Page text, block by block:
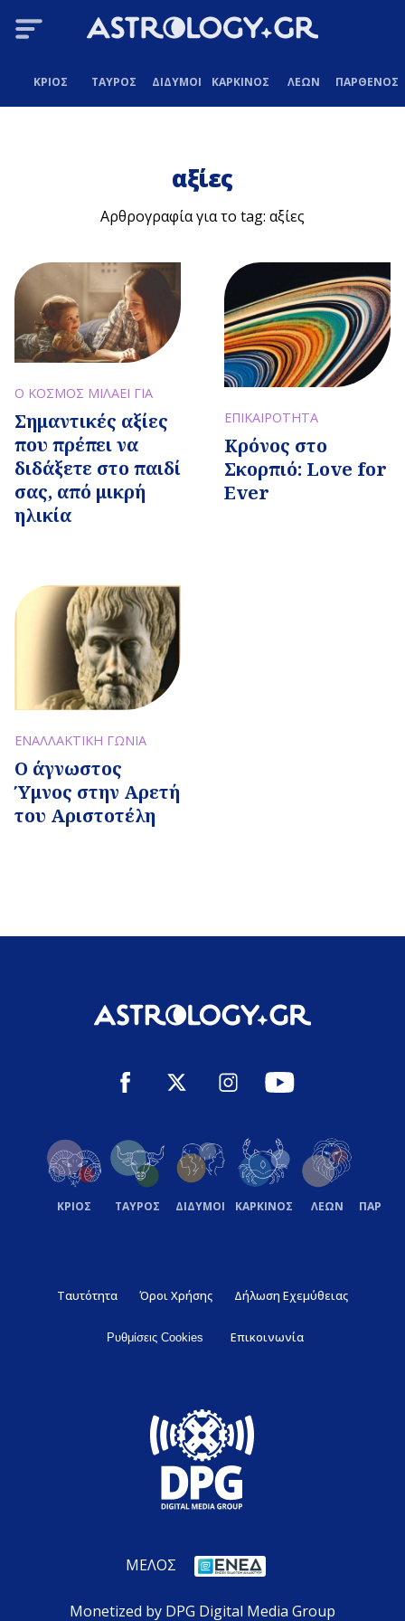
ΚΡΙΟΣ ΤΑΥΡΟΣ ΔΙΔΥΜΟΙ ΚΑΡΚΙΝΟΣ ΛΕΩΝ ΠΑΡΘΕΝΟΣ
αξίες
Αρθρογραφία για το tag: αξίες
Ο ΚΟΣΜΟΣ ΜΙΛΑΕΙ ΓΙΑ
Σημαντικές αξίες
που πρέπει να
διδάξετε στο παιδί
σας, από μικρή
ηλικία
ΕΠΙΚΑΙΡΟΤΗΤΑ
Κρόνος στο
Σκορπιό: Love for
Ever
ΕΝΑΛΛΑΚΤΙΚΗ ΓΩΝΙΑ
Ο άγνωστος
Ύμνος στην Αρετή
του Αριστοτέλη
ΚΡΙΟΣ ΤΑΥΡΟΣ ΔΙΔΥΜΟΙ ΚΑΡΚΙΝΟΣ ΛΕΩΝ
Ταυτότητα Όροι Χρήσης Δήλωση Εχεμύθειας
Ρυθμίσεις Cookies Επικοινωνία
ΜΕΛΟΣ
Monetized by DPG Digital Media Group